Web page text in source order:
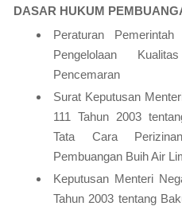
DASAR HUKUM
Peraturan
Pengelolaan
Pencemaran
Surat Keputusan
111 Tahun 2003
Tata Cara
Pembuangan Buih Air
Keputusan Menteri
Tahun 2003 tentang